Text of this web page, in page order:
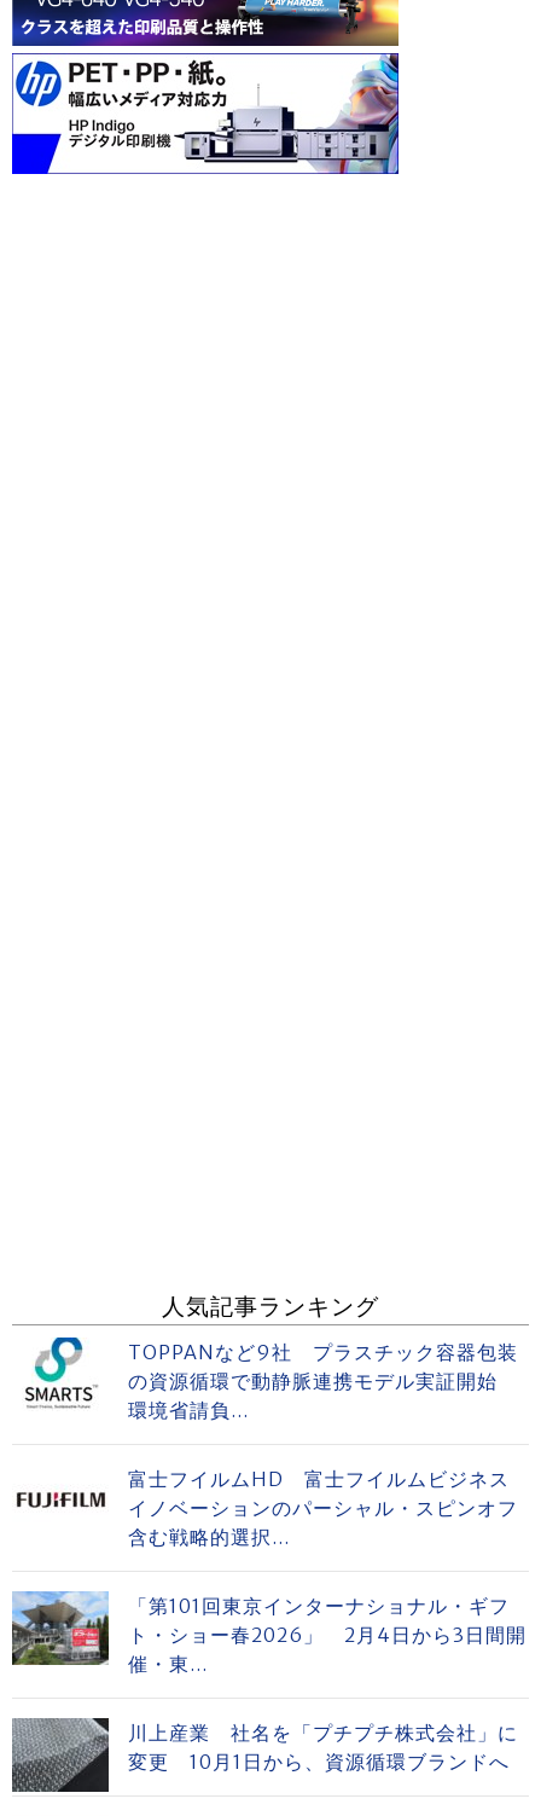
人気記事ランキング
TOPPANなど9社 プラスチック容器包装
の資源循環で動静脈連携モデル実証開始
環境省請負...
富士フイルムHD 富士フイルムビジネス
イノベーションのパーシャル・スピンオフ
含む戦略的選択...
「第101回東京インターナショナル・ギフ
ト・ショー春2026」 2月4日から3日間開
催・東...
川上産業 社名を「プチプチ株式会社」に
変更 10月1日から、資源循環ブランドへ